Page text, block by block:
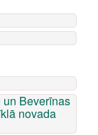
un Beverīnas
novada